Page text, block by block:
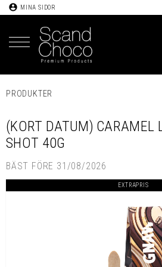
account_circle MINA SIDOR
PRODUKTER
(KORT DATUM) CARAMEL
SHOT 40G
BÄST FÖRE 31/08/2026
EXTRAPRIS